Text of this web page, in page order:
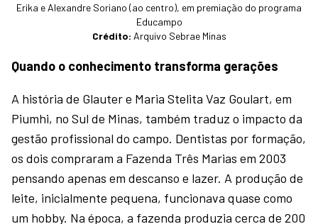
Erika e Alexandre Soriano (ao centro), em premiação do programa
Educampo
Crédito: Arquivo Sebrae Minas
Quando o conhecimento transforma gerações
A história de Glauter e Maria Stelita Vaz Goulart, em
Piumhi, no Sul de Minas, também traduz o impacto da
gestão profissional do campo. Dentistas por formação,
os dois compraram a Fazenda Três Marias em 2003
pensando apenas em descanso e lazer. A produção de
leite, inicialmente pequena, funcionava quase como
um hobby. Na época, a fazenda produzia cerca de 200